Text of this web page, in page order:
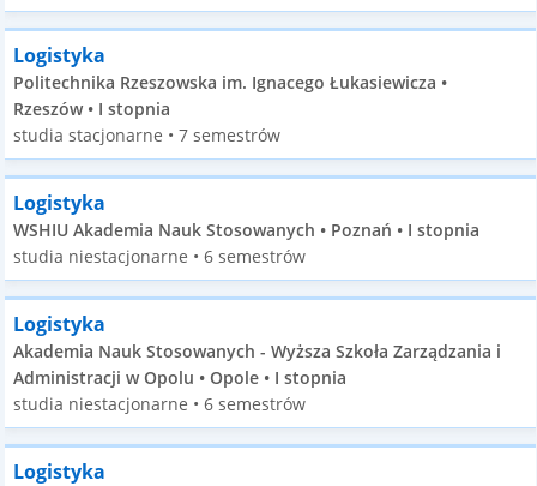
Logistyka
Politechnika Rzeszowska im. Ignacego Łukasiewicza •
Rzeszów • I stopnia
studia stacjonarne • 7 semestrów
Logistyka
WSHIU Akademia Nauk Stosowanych • Poznań • I stopnia
studia niestacjonarne • 6 semestrów
Logistyka
Akademia Nauk Stosowanych - Wyższa Szkoła Zarządzania i
Administracji w Opolu • Opole • I stopnia
studia niestacjonarne • 6 semestrów
Logistyka